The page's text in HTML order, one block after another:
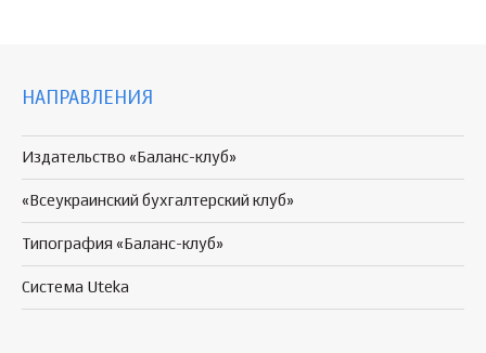
НАПРАВЛЕНИЯ
Издательство «Баланс-клуб»
«Всеукраинский бухгалтерский клуб»
Типография «Баланс-клуб»
Система Uteka